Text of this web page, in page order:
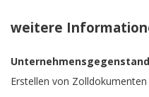
weitere
Erstellen von